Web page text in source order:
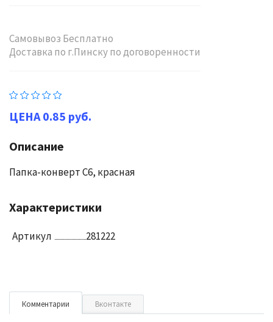
Самовывоз Бесплатно
Доставка по г.Пинску по договоренности
0.85 руб.
Описание
Папка-конверт C6, красная
Характеристики
Артикул 281222
Комментарии Вконтакте